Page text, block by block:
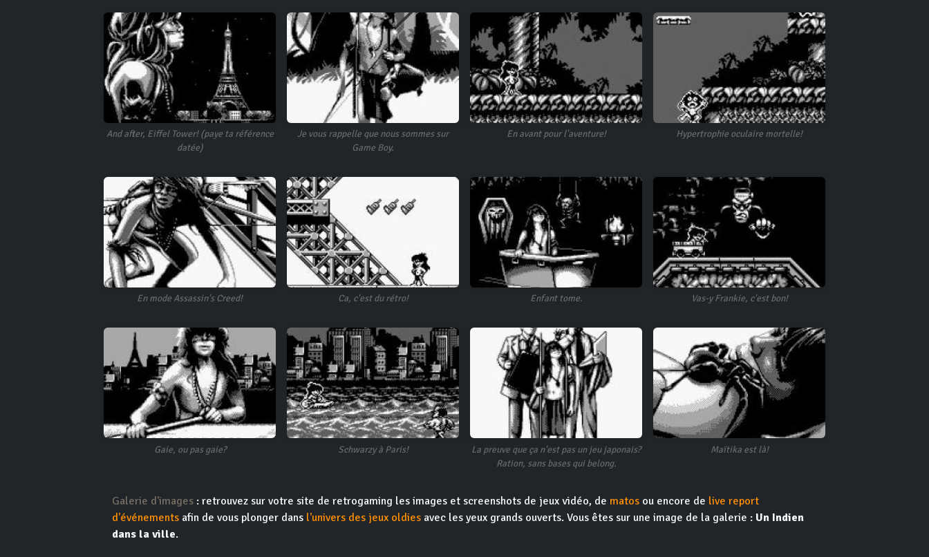
And after, Eiffel Tower! (paye ta référence
datée)
Je vous rappelle que nous sommes sur
Game Boy.
En avant pour l'aventure! Hypertrophie oculaire mortelle!
En mode Assassin's Creed! Ca, c'est du rétro! Enfant tome. Vas-y Frankie, c'est bon!
Gaie, ou pas gaie? Schwarzy à Paris!
La preuve que ça n'est pas un jeu japonais?
Ration, sans bases qui belong.
Maïtika est là!
Galerie d'images : retrouvez sur votre site de retrogaming les images et screenshots de jeux vidéo, de matos ou encore de live report
d'événements afin de vous plonger dans l'univers des jeux oldies avec les yeux grands ouverts. Vous êtes sur une image de la galerie : Un Indien
dans la ville.